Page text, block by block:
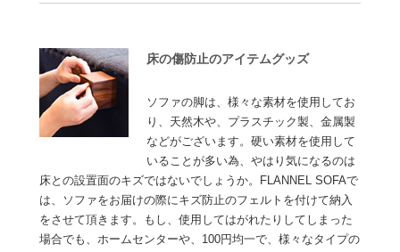
床の傷防止のアイテムグッズ
ソファの脚は、様々な素材を使用してお
り、天然木や、プラスチック製、金属製
などがございます。硬い素材を使用して
いることが多い為、やはり気になるのは
床との設置面のキズではないでしょうか。FLANNEL SOFAで
は、ソファをお届けの際にキズ防止のフェルトを付けて納入
をさせて頂きます。もし、使用してはがれたりしてしまった
場合でも、ホームセンターや、100円均一で、様々なタイプの